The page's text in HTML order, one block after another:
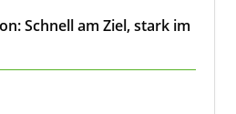
Schnell am Ziel, stark im